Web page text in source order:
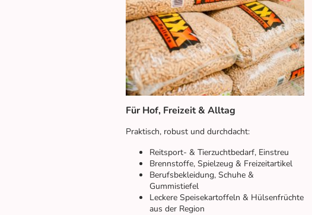
Für Hof, Freizeit & Alltag
Praktisch, robust und durchdacht:
Reitsport- & Tierzuchtbedarf, Einstreu
Brennstoffe, Spielzeug & Freizeitartikel
Berufsbekleidung, Schuhe &
Gummistiefel
Leckere Speisekartoffeln & Hülsenfrüchte
aus der Region